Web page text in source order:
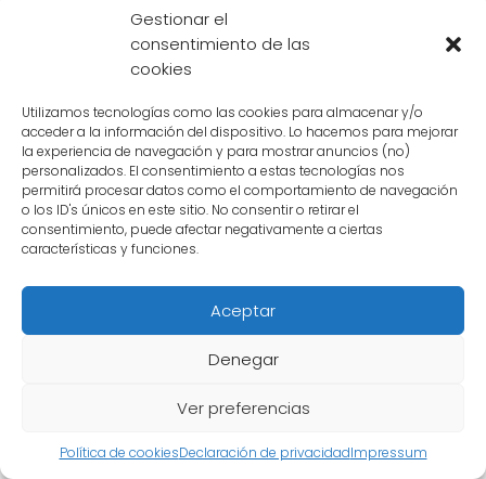
Gestionar el
consentimiento de las
cookies
Utilizamos tecnologías como las cookies para almacenar y/o
acceder a la información del dispositivo. Lo hacemos para mejorar
la experiencia de navegación y para mostrar anuncios (no)
personalizados. El consentimiento a estas tecnologías nos
permitirá procesar datos como el comportamiento de navegación
o los ID's únicos en este sitio. No consentir o retirar el
consentimiento, puede afectar negativamente a ciertas
características y funciones.
Aceptar
Denegar
Ver preferencias
Política de cookiesDeclaración de privacidadImpressum
se ha revelado cómo obtuvo el poder del
Saiyan verde, se especula que podría estar
relacionado con su linaje y su exposición a
condiciones extremas durante su infancia.
Impacto en los demás personajes
La aparición del Saiyan verde ha tenido un
gran impacto en los demás personajes de la
Goku
principales, se han visto desafiados por la
abrumadora fuerza de
que unir fuerzas para enfrentarlo. Este
nuevas transformaciones y poderes, como el
Ultra Instinto, que son necesarios para